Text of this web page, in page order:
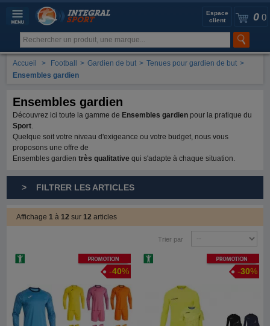
0 0
Espace
client
Accueil > Football > Gardien de but > Tenues pour gardien de but >
Ensembles gardien
Ensembles gardien
Découvrez ici toute la gamme de Ensembles gardien pour la pratique du
Sport.
Quelque soit votre niveau d'exigeance ou votre budget, nous vous
proposons une offre de
Ensembles gardientrès qualitative qui s'adapte à chaque situation.
> FILTRER LES ARTICLES
Affichage1à12sur12articles
Trier par
Promotion
-40%
Promotion
-30%